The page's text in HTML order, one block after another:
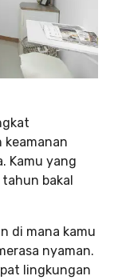
keamanan
Kamu yang
bakal
di mana kamu
nyaman.
lingkungan